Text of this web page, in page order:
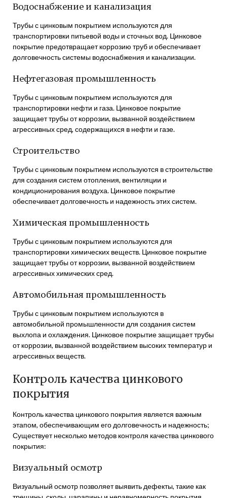
Водоснабжение и канализация
Трубы с цинковым покрытием используются для
транспортировки питьевой воды и сточных вод. Цинковое
покрытие предотвращает коррозию труб и обеспечивает
долговечность системы водоснабжения и канализации.
Нефтегазовая промышленность
Трубы с цинковым покрытием используются для
транспортировки нефти и газа. Цинковое покрытие
защищает трубы от коррозии, вызванной воздействием
агрессивных сред, содержащихся в нефти и газе.
Строительство
Трубы с цинковым покрытием используются в строительстве
для создания систем отопления, вентиляции и
кондиционирования воздуха. Цинковое покрытие
обеспечивает долговечность и надежность этих систем.
Химическая промышленность
Трубы с цинковым покрытием используются для
транспортировки химических веществ. Цинковое покрытие
защищает трубы от коррозии, вызванной воздействием
агрессивных химических сред.
Автомобильная промышленность
Трубы с цинковым покрытием используются в
автомобильной промышленности для создания систем
выхлопа и охлаждения. Цинковое покрытие защищает трубы
от коррозии, вызванной воздействием высоких температур и
агрессивных веществ.
Контроль качества цинкового
покрытия
Контроль качества цинкового покрытия является важным
этапом, обеспечивающим его долговечность и надежность;
Существует несколько методов контроля качества цинкового
покрытия:
Визуальный осмотр
Визуальный осмотр позволяет выявить дефекты, такие как